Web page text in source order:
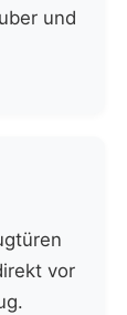
und
vor